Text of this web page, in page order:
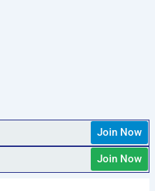
Join Now
Join Now